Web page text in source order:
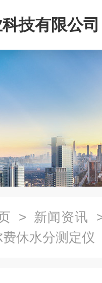
技有限公司
> 新闻资讯
休水分测定仪